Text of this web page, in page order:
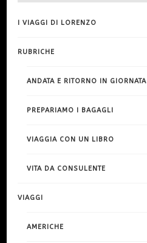
I VIAGGI DI LORENZO
RUBRICHE
ANDATA E RITORNO IN GIORNATA
PREPARIAMO I BAGAGLI
VIAGGIA CON UN LIBRO
VITA DA CONSULENTE
VIAGGI
AMERICHE